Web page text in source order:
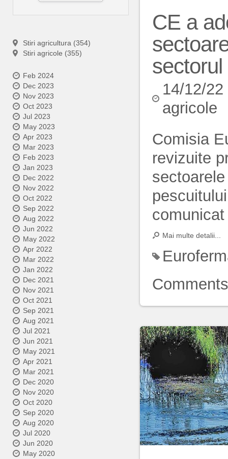
Stiri agricultura (354)
Stiri agricole (355)
Feb 2024
Dec 2023
Nov 2023
Oct 2023
Jul 2023
May 2023
Apr 2023
Mar 2023
Feb 2023
Jan 2023
Dec 2022
Nov 2022
Oct 2022
Sep 2022
Aug 2022
Jun 2022
May 2022
Apr 2022
Mar 2022
Jan 2022
Dec 2021
Nov 2021
Oct 2021
Sep 2021
Aug 2021
Jul 2021
Jun 2021
May 2021
Apr 2021
Mar 2021
Dec 2020
Nov 2020
Oct 2020
Sep 2020
Aug 2020
Jul 2020
Jun 2020
May 2020
CE a
14/12/
agricole
Comisia
revizuite
Mai multe detalii...
Comments